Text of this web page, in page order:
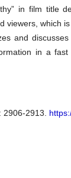
in film title
viewers, which
and
in a
2906-2913.